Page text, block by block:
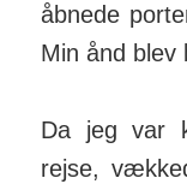
åbnede
Min ånd blev
Da jeg var
rejse,